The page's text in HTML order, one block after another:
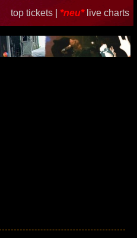
top tickets | *neu* live charts